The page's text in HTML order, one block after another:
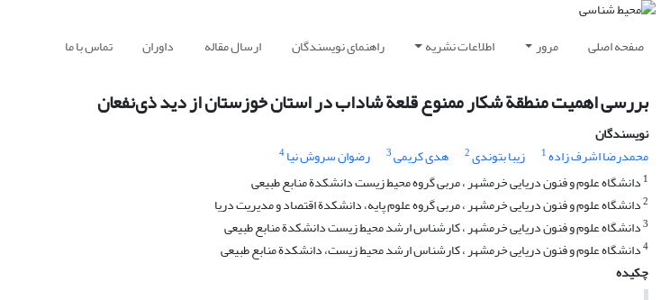
صفحه اصلی مرور اطلاعات نشریه راهنمای نویسندگان ارسال مقاله داوران تماس با ما
بررسی اهمیت منطقة شکار ممنوع قلعة شاداب در استان خوزستان از دید ذی‌نفعان
نویسندگان
محمدرضا اشرف زاده1 زیبا بتوندی2 هدی کریمی3 رضوان سروش نیا4
1 دانشگاه علوم و فنون دریایی خرمشهر ، مربی گروه محیط زیست دانشکدة منابع طبیعی
2دانشگاه علوم و فنون دریایی خرمشهر ، مربی گروه علوم پایه، دانشکدة اقتصاد و مدیریت دریا
3دانشگاه علوم و فنون دریایی خرمشهر ، کارشناس ارشد محیط زیست دانشکدة منابع طبیعی
4دانشگاه علوم و فنون دریایی خرمشهر ، کارشناس ارشد محیط زیست، دانشکدة منابع طبیعی
چکیده